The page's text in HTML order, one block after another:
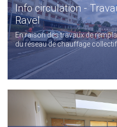
Info circulation -
Ravel
En raison des travaux de
du réseau de chauffage